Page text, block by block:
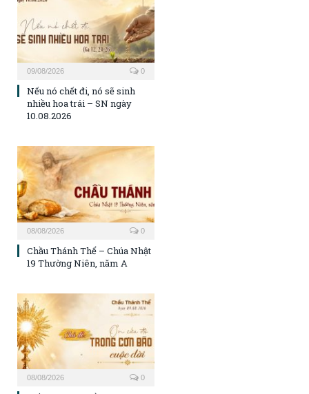
09/08/2026 0
Nếu nó chết đi, nó sẽ sinh
nhiều hoa trái – SN ngày
10.08.2026
08/08/2026 0
Chầu Thánh Thể – Chúa Nhật
19 Thường Niên, năm A
08/08/2026 0